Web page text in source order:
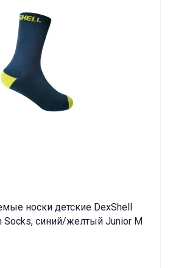
носки детские DexShell
Socks, синий/желтый Junior M